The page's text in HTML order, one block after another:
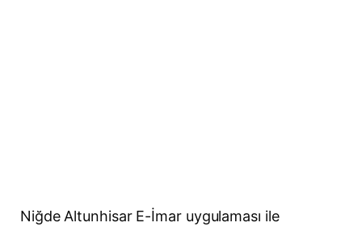
Niğde Altunhisar E-İmar uygulaması ile